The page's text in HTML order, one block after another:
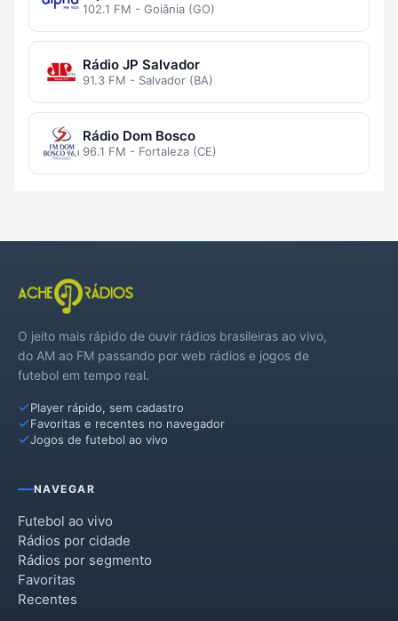
102.1 FM - Goiânia (GO)
Rádio JP Salvador
91.3 FM - Salvador (BA)
Rádio Dom Bosco
96.1 FM - Fortaleza (CE)
O jeito mais rápido de ouvir rádios brasileiras ao vivo,
do AM ao FM passando por web rádios e jogos de
futebol em tempo real.
Player rápido, sem cadastro
Favoritas e recentes no navegador
Jogos de futebol ao vivo
NAVEGAR
Futebol ao vivo
Rádios por cidade
Rádios por segmento
Favoritas
Recentes